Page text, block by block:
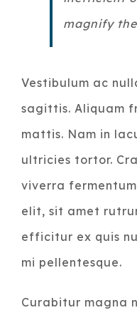
magnify
Vestibulum ac
sagittis. Aliquam
mattis. Nam in
ultricies tortor.
viverra
elit, sit amet
efficitur ex quis
mi pellentesque.
Curabitur magna